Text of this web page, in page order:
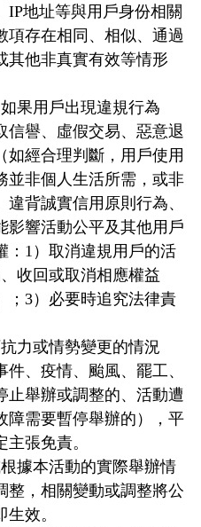
IP地址等與用戶身份相關
項存在相同、相似、通過
其他非真實有效等情形
果用戶出現違規行為
信譽、虛假交易、惡意退
如經合理判斷，用戶使用
並非個人生活所需，或非
背誠實信用原則行為、
影響活動公平及其他用戶
1 ）取消違規用戶的活
收回或取消相應權益
3）必要時追究法律責
力或情勢變更的情況
件、疫情、颱風、罷工、
止舉辦或調整的、活動遭
障需要暫停舉辦的），平
張免責。
據本活動的實際舉辦情
整，相關變動或調整將公
效。